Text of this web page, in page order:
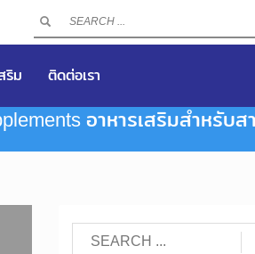
ริม ติดต่อเรา
อาหารเสริมสำหรับส